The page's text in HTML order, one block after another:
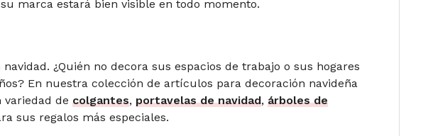
marca estará bien visible en todo momento.
¿Quién no decora sus espacios de trabajo o sus hogares
En nuestra colección de artículos para decoración navideña
de colgantes, portavelas de navidad, árboles de
sus regalos más especiales.